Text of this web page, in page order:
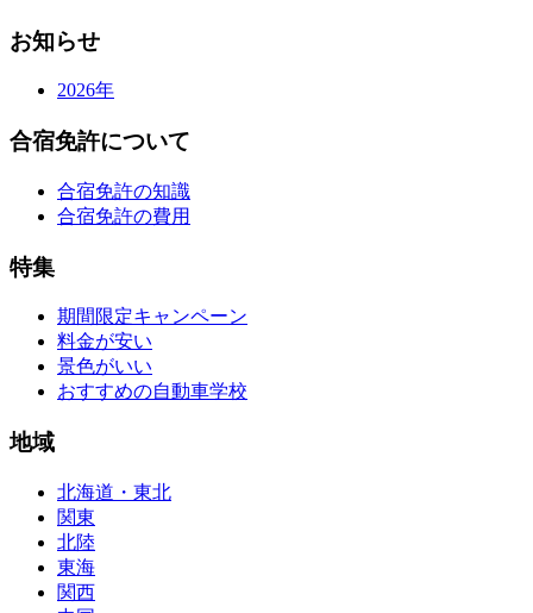
お知らせ
2026年
合宿免許について
合宿免許の知識
合宿免許の費用
特集
期間限定キャンペーン
料金が安い
景色がいい
おすすめの自動車学校
地域
北海道・東北
関東
北陸
東海
関西